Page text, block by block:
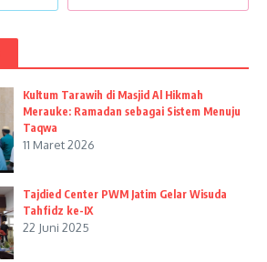
Kultum Tarawih di Masjid Al Hikmah
Merauke: Ramadan sebagai Sistem Menuju
Taqwa
11 Maret 2026
Tajdied Center PWM Jatim Gelar Wisuda
Tahfidz ke-IX
22 Juni 2025